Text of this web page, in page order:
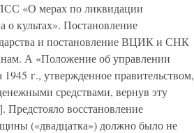
«О мерах по ликвидации
о культах». Постановление
и постановление ВЦИК и СНК
А «Положение об управлении
г., утвержденное правительством,
средствами, вернув эту
Предстояло восстановление
(«двадцатка») должно было не